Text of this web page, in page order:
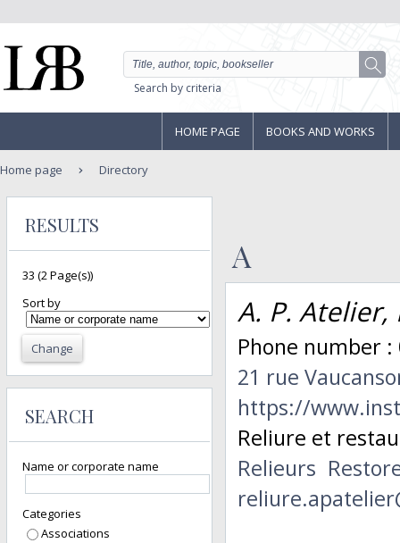
Search by criteria
HOME PAGE BOOKS AND WORKS
Home page Directory
RESULTS
33 (2 Page(s))
Sort by
Change
SEARCH
Name or corporate name
Categories
Associations
A
A. P.
Phone number :
21 rue
https://
Reliure et
Relieurs